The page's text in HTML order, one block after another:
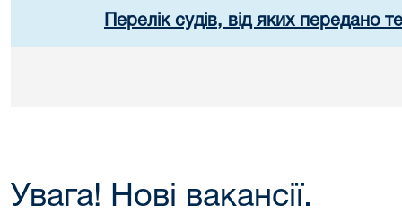
Перелік судів, від яких передано
Увага! Нові вакансії.